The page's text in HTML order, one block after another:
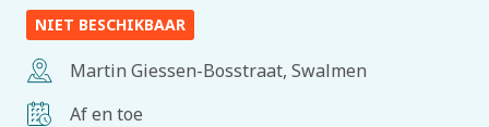
NIET BESCHIKBAAR
Martin Giessen-Bosstraat, Swalmen
Af en toe